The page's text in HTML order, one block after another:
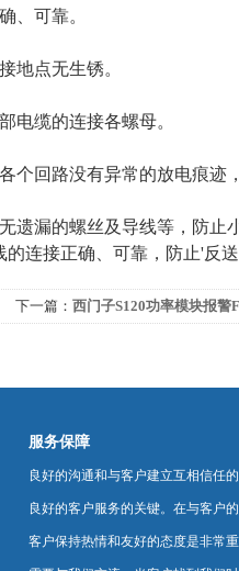
可靠。
点无生锈。
缆的连接各螺母。
回路没有异常的放电痕迹
漏的螺丝及导线等，防止
连接正确、可靠，防止'反送
下一篇： 西门子S120功率模块报警
服务保障
良好的沟通和与客户建立互相信任
良好的客户服务的关键。在与客户
客户保持热情和友好的态度是非常